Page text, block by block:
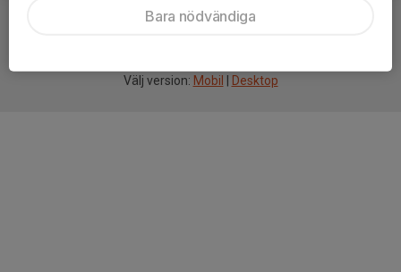
Välj version: Mobil Desktop
Bara nödvändiga